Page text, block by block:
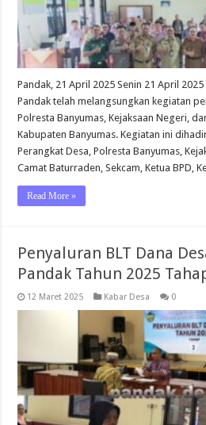
Pandak, 21 April 2025 Senin 21 April
Pandak telah melangsungkan kegiatan
Polresta Banyumas, Kejaksaan Negeri,
Kabupaten Banyumas. Kegiatan ini
Perangkat Desa, Polresta Banyumas,
Camat Baturraden, Sekcam, Ketua BPD,
Read More »
Penyaluran BLT Dana
Pandak Tahun 2025
12 Maret 2025 Kabar Desa 0